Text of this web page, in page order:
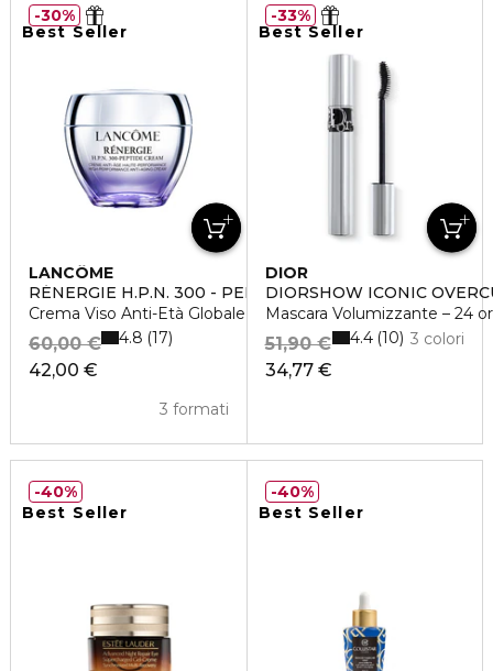
Best Seller
LANCÔME
RÉNERGIE H.P.N. 300 - PEPTIDE CREAM
Crema Viso Anti-Età Globale Alta Performance
42,00 €
60,00 €
3 formati
4.8 17
30%
Best Seller
DIOR
DIORSHOW ICONIC
Mascara Volumizzante – 24
34,77 €
51,90 € 3 colori
4.4 10
33%
Best Seller
40%
Best Seller
40%